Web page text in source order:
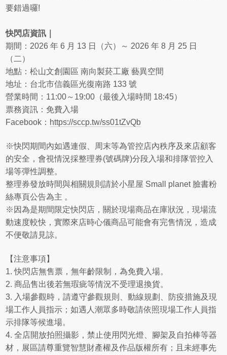
要錯過囉!
快閃店資訊｜
期間：2026 年 6 月 13 日（六）～ 2026 年 8 月 25 日
（二）
地點：松山文創園區 南向製菸工廠 藝異空間
地址：台北市信義區光復南路 133 號
營業時間：11:00～19:00（最後入場時間 18:45）
票務資訊：免費入場
Facebook： https://sccp.tw/ss01tZvQb
※快閃期間內如遇連假、周末等為管控店內秩序及來店顧客
的安全，會視情況採整理券(號碼牌)分段入場和排隊管控入
場等彈性調整。
整理券發放時間與相關規則請於小星屋 Small planet 臉書粉
絲專頁公告為主 。
※ 因為是期間限定快閃店，關於現場商品在庫狀況，現場流
動速度較快，實際來店時心儀商品可能會有完售情況，造成
不便敬請見諒。
【注意事項】
1.快閃店無售票，無年齡限制，為免費入場。
2.商品售出後若無瑕疵等情況不受理退換貨。
3. 入場參觀時，請遵守參觀規則、動線規劃、防疫措施及現
場工作人員指示；如遇人潮眾多時敬請依照現場工作人員指
示排隊等候進場。
4.全店開放拍照攝影，禁止使用閃光燈、腳架及自拍棒等器
材，展區請尊重覽智慧財產權及作品版權所有；且未經事先